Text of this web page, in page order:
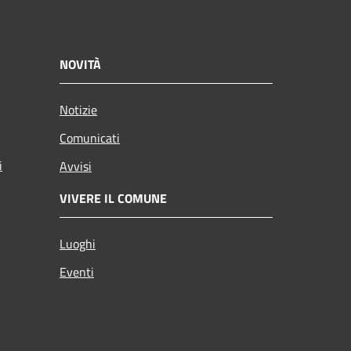
NOVITÀ
Notizie
Comunicati
Avvisi
VIVERE IL COMUNE
Luoghi
Eventi